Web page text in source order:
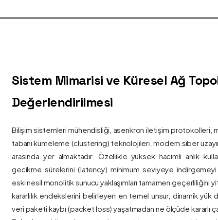
Sistem Mimarisi ve Küresel Ağ
Değerlendirilmesi
Bilişim sistemleri mühendisliği, asenkron iletişim protokolleri,
tabanı kümeleme (clustering) teknolojileri, modern siber
arasında yer almaktadır. Özellikle yüksek hacimli anlık
gecikme sürelerini (latency) minimum seviyeye
eski nesil monolitik sunucu yaklaşımları tamamen geçerliliğini
kararlılık endekslerini belirleyen en temel unsur, dinamik yük
veri paketi kaybı (packet loss) yaşatmadan ne ölçüde kararlı